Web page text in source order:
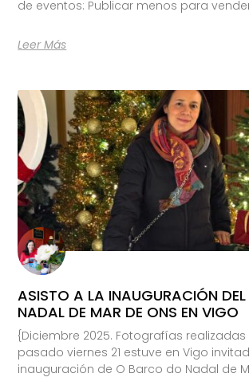
de eventos: Publicar menos para
Leer Más
ASISTO A LA INAUGURACIÓN
NADAL DE MAR DE ONS EN VIGO
{Diciembre 2025. Fotografías realizadas
pasado viernes 21 estuve en Vigo
inauguración de O Barco do Nadal de